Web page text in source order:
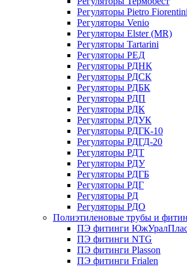
Регуляторы Pietro Fiorentini
Регуляторы Venio
Регуляторы Elster (MR)
Регуляторы Tartarini
Регуляторы РЕД
Регуляторы РДНК
Регуляторы РДСК
Регуляторы РДБК
Регуляторы РДП
Регуляторы РДК
Регуляторы РДУК
Регуляторы РДГК-10
Регуляторы РДГД-20
Регуляторы РДТ
Регуляторы РДУ
Регуляторы РДГБ
Регуляторы РДГ
Регуляторы РД
Регуляторы РДО
Полиэтиленовые трубы и
ПЭ фитинги
ПЭ фитинги NTG
ПЭ фитинги Plasson
ПЭ фитинги Frialen